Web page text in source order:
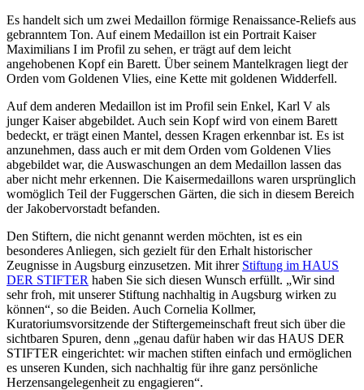
Es handelt sich um zwei Medaillon förmige Renaissance-Reliefs aus
gebranntem Ton. Auf einem Medaillon ist ein Portrait Kaiser
Maximilians I im Profil zu sehen, er trägt auf dem leicht
angehobenen Kopf ein Barett. Über seinem Mantelkragen liegt der
Orden vom Goldenen Vlies, eine Kette mit goldenen Widderfell.
Auf dem anderen Medaillon ist im Profil sein Enkel, Karl V als
junger Kaiser abgebildet. Auch sein Kopf wird von einem Barett
bedeckt, er trägt einen Mantel, dessen Kragen erkennbar ist. Es ist
anzunehmen, dass auch er mit dem Orden vom Goldenen Vlies
abgebildet war, die Auswaschungen an dem Medaillon lassen das
aber nicht mehr erkennen. Die Kaisermedaillons waren ursprünglich
womöglich Teil der Fuggerschen Gärten, die sich in diesem Bereich
der Jakobervorstadt befanden.
Den Stiftern, die nicht genannt werden möchten, ist es ein
besonderes Anliegen, sich gezielt für den Erhalt historischer
Zeugnisse in Augsburg einzusetzen. Mit ihrer Stiftung im HAUS
DER STIFTER haben Sie sich diesen Wunsch erfüllt. „Wir sind
sehr froh, mit unserer Stiftung nachhaltig in Augsburg wirken zu
können“, so die Beiden. Auch Cornelia Kollmer,
Kuratoriumsvorsitzende der Stiftergemeinschaft freut sich über die
sichtbaren Spuren, denn „genau dafür haben wir das HAUS DER
STIFTER eingerichtet: wir machen stiften einfach und ermöglichen
es unseren Kunden, sich nachhaltig für ihre ganz persönliche
Herzensangelegenheit zu engagieren“.